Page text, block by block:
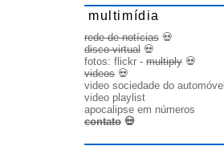
multimídia
rede de notícias 💀
disco virtual 💀
fotos: flickr - multiply 💀
videos 💀
video sociedade do automóvel
video playlist
apocalipse em números
contato 💀